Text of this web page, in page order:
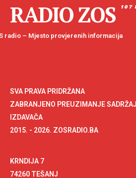
RADIO ZOS 107
radio – Mjesto provjerenih informacija
SVA PRAVA PRIDRŽANA
ZABRANJENO PREUZIMANJE
IZDAVAČA
2015. - 2026. ZOSRADIO.BA
KRNDIJA 7
74260 TEŠANJ